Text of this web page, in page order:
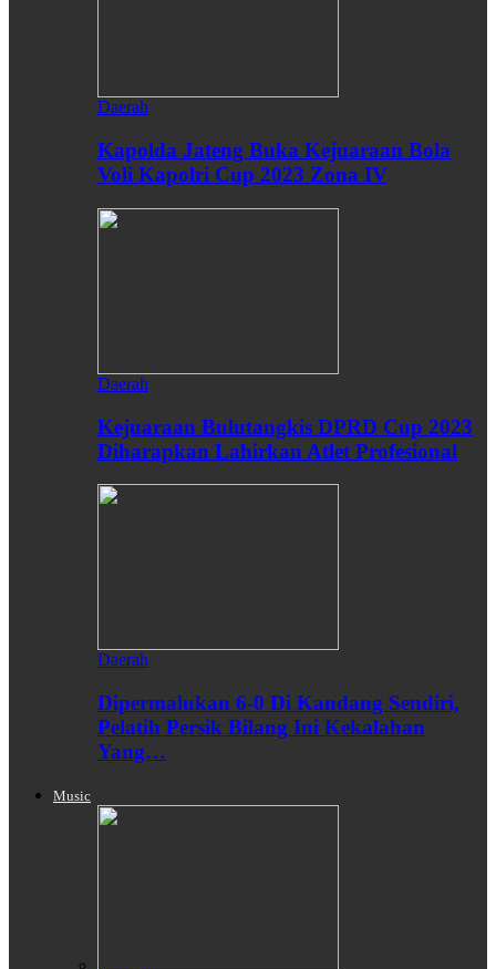
Daerah
Kapolda Jateng Buka Kejuaraan Bola
Voli Kapolri Cup 2023 Zona IV
Daerah
Kejuaraan Bulutangkis DPRD Cup 2023
Diharapkan Lahirkan Atlet Profesional
Daerah
Dipermalukan 6-0 Di Kandang Sendiri,
Pelatih Persik Bilang Ini Kekalahan
Yang…
Music